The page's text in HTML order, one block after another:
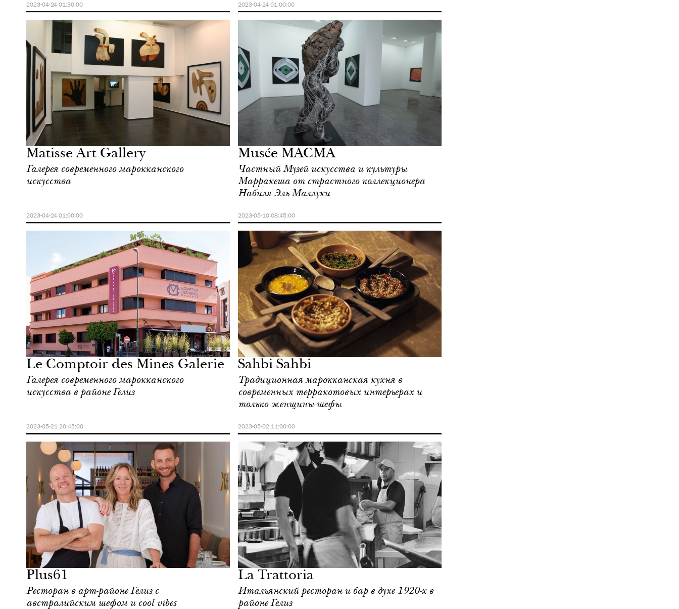
2023-04-24 01:30:00 2023-04-24 01:00:00
Matisse Art Gallery
Галерея современного марокканского
искусства
2023-04-24 01:00:00
Культура
Марракеш
Musée MACMA
Частный Музей искусства и культуры
Марракеша от страстного коллекционера
Набиля Эль Маллуки
2023-05-10 08:45:00
Le Comptoir des Mines Galerie
Галерея современного марокканского
искусства в районе Гелиз
2023-05-21 20:45:00
Еда
Марракеш
Sahbi Sahbi
Традиционная марокканская кухня в
современных терракотовых интерьерах и
только женщины-шефы
2023-05-02 11:00:00
Plus61
Ресторан в арт-районе Гелиз c
австралийским шефом и cool vibes
Еда
Марракеш
La Trattoria
Итальянский ресторан и бар в духе 1920-х в
районе Гелиз